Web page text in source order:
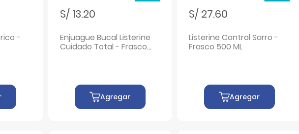
-
S/ 13.20
Enjuague Bucal Listerine
Cuidado Total - Frasco
Agregar
S/ 27.60
Listerine Control Sarro -
Frasco 500 ML
Agregar